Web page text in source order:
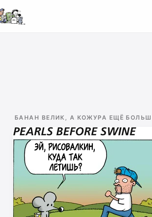
БАНАН ВЕЛИК, А КОЖУРА ЕЩЁ